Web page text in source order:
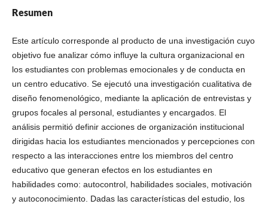
Resumen
Este artículo corresponde al producto de una investigación cuyo
objetivo fue analizar cómo influye la cultura organizacional en
los estudiantes con problemas emocionales y de conducta en
un centro educativo. Se ejecutó una investigación cualitativa de
diseño fenomenológico, mediante la aplicación de entrevistas y
grupos focales al personal, estudiantes y encargados. El
análisis permitió definir acciones de organización institucional
dirigidas hacia los estudiantes mencionados y percepciones con
respecto a las interacciones entre los miembros del centro
educativo que generan efectos en los estudiantes en
habilidades como: autocontrol, habilidades sociales, motivación
y autoconocimiento. Dadas las características del estudio, los